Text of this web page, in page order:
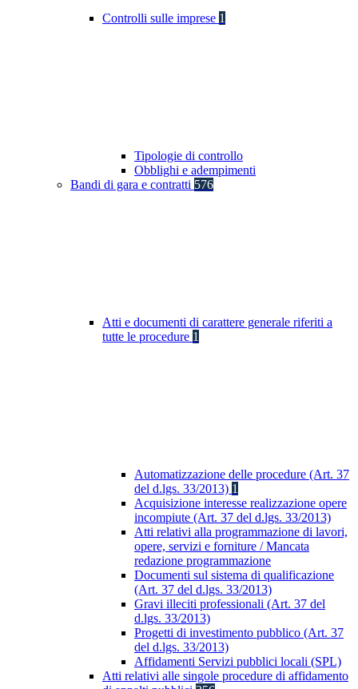
Controlli sulle imprese 1
Tipologie di controllo
Obblighi e adempimenti
Bandi di gara e contratti 576
Atti e documenti di carattere generale riferiti a
tutte le procedure 1
Automatizzazione delle procedure (Art. 37
del d.lgs. 33/2013) 1
Acquisizione interesse realizzazione opere
incompiute (Art. 37 del d.lgs. 33/2013)
Atti relativi alla programmazione di lavori,
opere, servizi e forniture / Mancata
redazione programmazione
Documenti sul sistema di qualificazione
(Art. 37 del d.lgs. 33/2013)
Gravi illeciti professionali (Art. 37 del
d.lgs. 33/2013)
Progetti di investimento pubblico (Art. 37
del d.lgs. 33/2013)
Affidamenti Servizi pubblici locali (SPL)
Atti relativi alle singole procedure di affidamento